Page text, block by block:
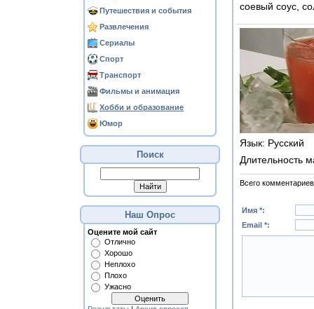
Путешествия и события
Развлечения
Сериалы
Спорт
Транспорт
Фильмы и анимация
Хобби и образование
Юмор
Поиск
Наш Опрос
Оцените мой сайт
Отлично
Хорошо
Неплохо
Плохо
Ужасно
соевый соус,
Язык: Русский
Длительность
Всего комментариев
Имя *:
Email *: